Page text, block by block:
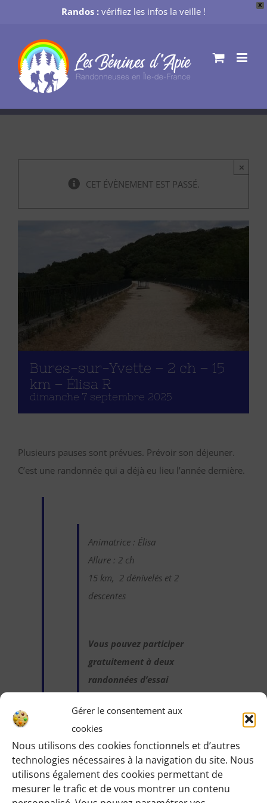
X
Randos : vérifiez les infos la veille !
Gérer le consentement aux
cookies
Nous utilisons des cookies fonctionnels et d’autres
technologies nécessaires à la navigation du site. Nous
utilisons également des cookies permettant de
mesurer le trafic et de vous montrer un contenu
contenu
CET ÉVÈNEMENT EST PASSÉ.
×
Bures-sur-Yvette – 2 ch – 15
km – Élisa R
dimanche 7 septembre 2025
Plusieurs pauses sont prévues. Prévoir son déjeuner.
C’est une randonnée qui a déjà eu lieu l’année dernière.
Animatrice : Élisa
Allure : 2 ch
15 km, 2 dénivelés et 2
descentes
Vous pouvez participer
gratuitement à deux
randonnées d’essai
votre part :
Cliquez sur le bouton
ci-dessous et indiquez-
nous votre choix en
laissant vos